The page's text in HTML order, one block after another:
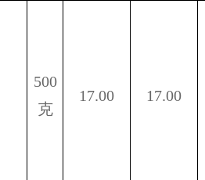
500
克
17.00 17.00